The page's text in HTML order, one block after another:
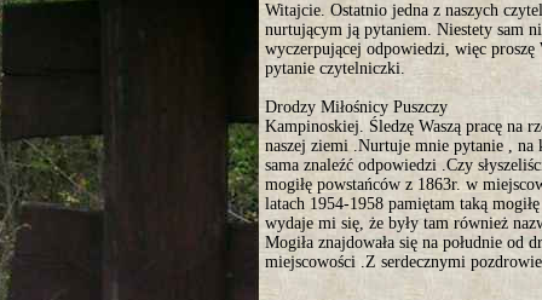
Witajcie. Ostatnio jedna z naszych
nurtującym ją pytaniem. Niestety sam
wyczerpującej odpowiedzi, więc
pytanie czytelniczki.
Drodzy Miłośnicy Puszczy
Kampinoskiej. Śledzę Waszą pracę na
naszej ziemi .Nurtuje mnie pytanie , na
sama znaleźć odpowiedzi .Czy
mogiłę powstańców z 1863r. w
latach 1954-1958 pamiętam taką
wydaje mi się, że były tam również
Mogiła znajdowała się na południe od
miejscowości .Z serdecznymi